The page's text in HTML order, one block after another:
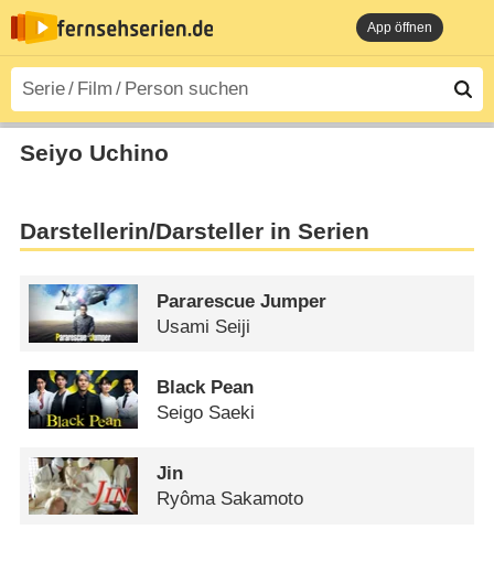
App öffnen
Seiyo Uchino
Darstellerin/Darsteller in Serien
Pararescue Jumper
Usami Seiji
Black Pean
Seigo Saeki
Jin
Ryôma Sakamoto